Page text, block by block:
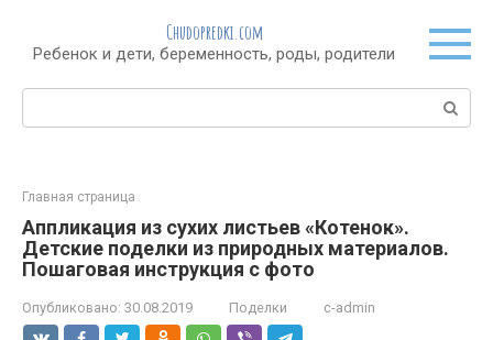
контенту
Chudopredki.com
Ребенок и дети, беременность, роды, родители
Поиск:
Главная страница
Аппликация из сухих листьев «Котенок».
Детские поделки из природных материалов.
Пошаговая инструкция с фото
Опубликовано: 30.08.2019 Поделки c-admin